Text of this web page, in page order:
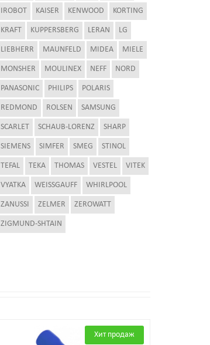
IROBOT KAISER KENWOOD KORTING
KRAFT KUPPERSBERG LERAN LG
LIEBHERR MAUNFELD MIDEA MIELE
MONSHER MOULINEX NEFF NORD
PANASONIC PHILIPS POLARIS
REDMOND ROLSEN SAMSUNG
SCARLET SCHAUB-LORENZ SHARP
SIEMENS SIMFER SMEG STINOL
TEFAL TEKA THOMAS VESTEL VITEK
VYATKA WEISSGAUFF WHIRLPOOL
ZANUSSI ZELMER ZEROWATT
ZIGMUND-SHTAIN
Хит продаж